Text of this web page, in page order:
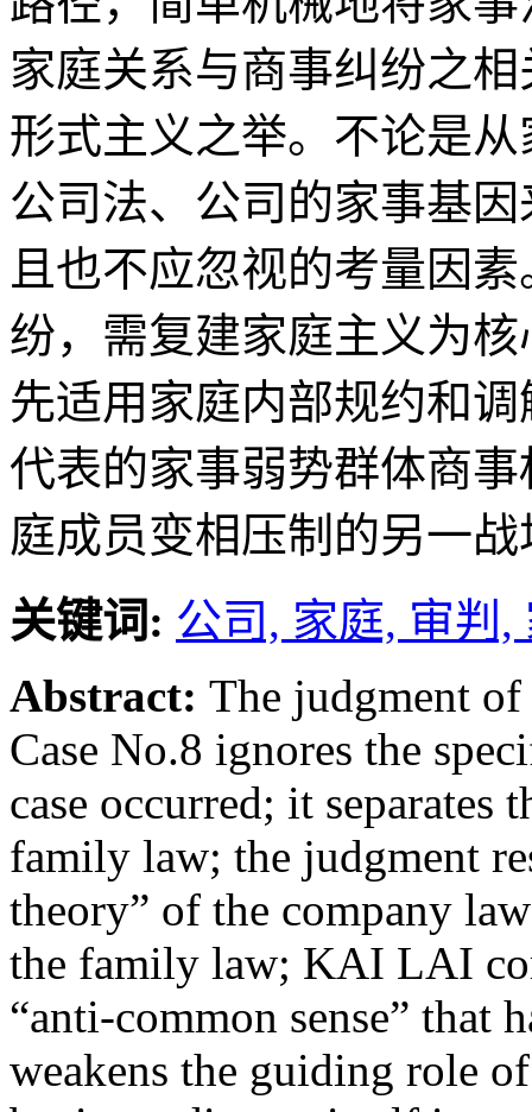
家庭关系与商事纠纷之
形式主义之举。不论是
公司法、公司的家事基
且也不应忽视的考量因
纷，需复建家庭主义为
先适用家庭内部规约和
代表的家事弱势群体商
庭成员变相压制的另一战
关键词: 公司, 家庭, 审判,
Abstract: The judgment
Case No.8 ignores the
case occurred; it separates
family law; the judgment
theory” of the company
the family law; KAI LAI
“anti-common sense” that
weakens the guiding role